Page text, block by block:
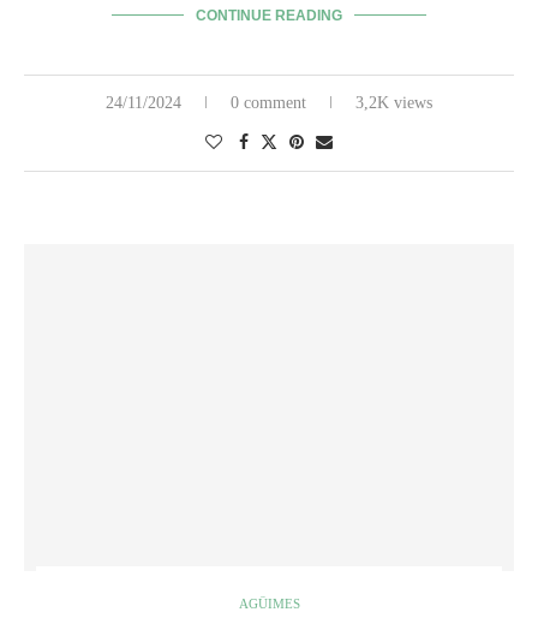
CONTINUE READING
24/11/2024 0 comment 3,2K views
AGÜIMES